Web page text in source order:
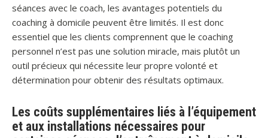
séances avec le coach, les avantages potentiels du
coaching à domicile peuvent être limités. Il est donc
essentiel que les clients comprennent que le coaching
personnel n’est pas une solution miracle, mais plutôt un
outil précieux qui nécessite leur propre volonté et
détermination pour obtenir des résultats optimaux.
Les coûts supplémentaires liés à l’équipement
et aux installations nécessaires pour